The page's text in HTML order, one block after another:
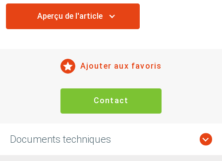
Aperçu de l'article
Ajouter aux favoris
Contact
Documents techniques